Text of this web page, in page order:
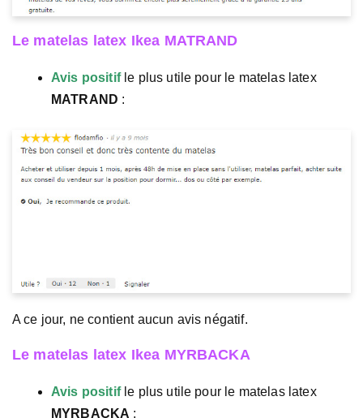
Le matelas latex Ikea MATRAND
Avis positif le plus utile pour le matelas latex
MATRAND :
A ce jour, ne contient aucun avis négatif.
Le matelas latex Ikea MYRBACKA
Avis positif le plus utile pour le matelas latex
MYRBACKA :